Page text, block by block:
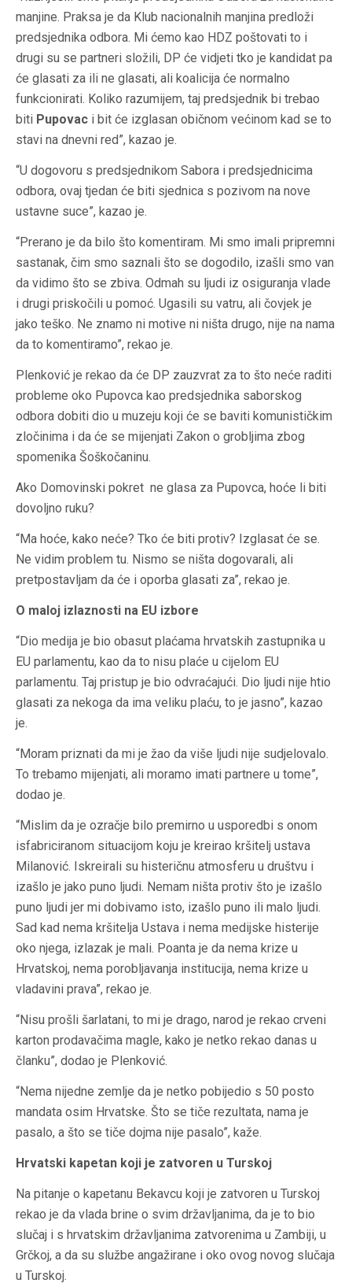
manjine. Praksa je da Klub nacionalnih manjina predloži
predsjednika odbora. Mi ćemo kao HDZ poštovati to i
drugi su se partneri složili, DP će vidjeti tko je kandidat pa
će glasati za ili ne glasati, ali koalicija će normalno
funkcionirati. Koliko razumijem, taj predsjednik bi trebao
biti Pupovac i bit će izglasan običnom većinom kad se to
stavi na dnevni red”, kazao je.
“U dogovoru s predsjednikom Sabora i predsjednicima
odbora, ovaj tjedan će biti sjednica s pozivom na nove
ustavne suce”, kazao je.
“Prerano je da bilo što komentiram. Mi smo imali pripremni
sastanak, čim smo saznali što se dogodilo, izašli smo van
da vidimo što se zbiva. Odmah su ljudi iz osiguranja vlade
i drugi priskočili u pomoć. Ugasili su vatru, ali čovjek je
jako teško. Ne znamo ni motive ni ništa drugo, nije na nama
da to komentiramo”, rekao je.
Plenković je rekao da će DP zauzvrat za to što neće raditi
probleme oko Pupovca kao predsjednika saborskog
odbora dobiti dio u muzeju koji će se baviti komunističkim
zločinima i da će se mijenjati Zakon o grobljima zbog
spomenika Šoškočaninu.
Ako Domovinski pokret ne glasa za Pupovca, hoće li biti
dovoljno ruku?
“Ma hoće, kako neće? Tko će biti protiv? Izglasat će se.
Ne vidim problem tu. Nismo se ništa dogovarali, ali
pretpostavljam da će i oporba glasati za”, rekao je.
O maloj izlaznosti na EU izbore
“Dio medija je bio obasut plaćama hrvatskih zastupnika u
EU parlamentu, kao da to nisu plaće u cijelom EU
parlamentu. Taj pristup je bio odvraćajući. Dio ljudi nije htio
glasati za nekoga da ima veliku plaću, to je jasno”, kazao
je.
“Moram priznati da mi je žao da više ljudi nije sudjelovalo.
To trebamo mijenjati, ali moramo imati partnere u tome”,
dodao je.
“Mislim da je ozračje bilo premirno u usporedbi s onom
isfabriciranom situacijom koju je kreirao kršitelj ustava
Milanović. Iskreirali su histeričnu atmosferu u društvu i
izašlo je jako puno ljudi. Nemam ništa protiv što je izašlo
puno ljudi jer mi dobivamo isto, izašlo puno ili malo ljudi.
Sad kad nema kršitelja Ustava i nema medijske histerije
oko njega, izlazak je mali. Poanta je da nema krize u
Hrvatskoj, nema porobljavanja institucija, nema krize u
vladavini prava”, rekao je.
“Nisu prošli šarlatani, to mi je drago, narod je rekao crveni
karton prodavačima magle, kako je netko rekao danas u
članku”, dodao je Plenković.
“Nema nijedne zemlje da je netko pobijedio s 50 posto
mandata osim Hrvatske. Što se tiče rezultata, nama je
pasalo, a što se tiče dojma nije pasalo”, kaže.
Hrvatski kapetan koji je zatvoren u Turskoj
Na pitanje o kapetanu Bekavcu koji je zatvoren u Turskoj
rekao je da vlada brine o svim državljanima, da je to bio
slučaj i s hrvatskim državljanima zatvorenima u Zambiji, u
Grčkoj, a da su službe angažirane i oko ovog novog slučaja
u Turskoj.